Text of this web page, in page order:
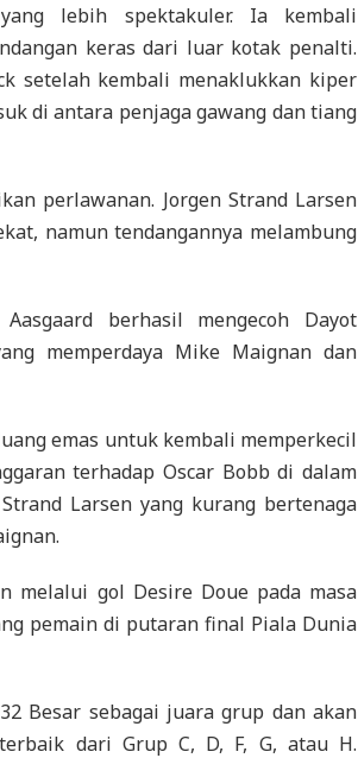
lebih spektakuler. Ia kembali
keras dari luar kotak penalti.
setelah kembali menaklukkan kiper
di antara penjaga gawang dan tiang
perlawanan. Jorgen Strand Larsen
namun tendangannya melambung
berhasil mengecoh Dayot
memperdaya Mike Maignan dan
emas untuk kembali memperkecil
terhadap Oscar Bobb di dalam
Larsen yang kurang bertenaga
melalui gol Desire Doue pada masa
pemain di putaran final Piala Dunia
Besar sebagai juara grup dan akan
dari Grup C, D, F, G, atau H.